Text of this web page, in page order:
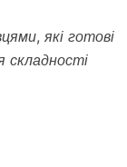
які готові
складності